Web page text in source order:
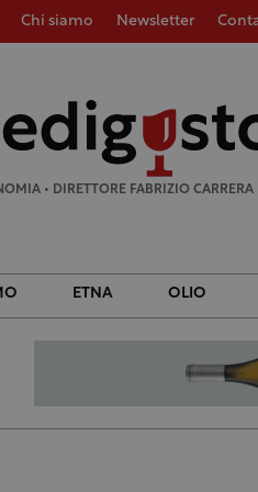
Chi siamo Newsletter
• DIRETTORE FABRIZIO CARRERA
ETNA OLIO